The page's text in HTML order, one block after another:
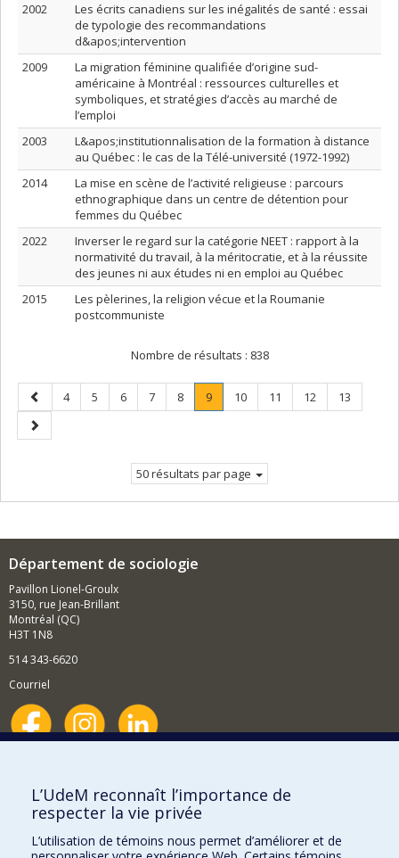
2002
Les écrits canadiens sur les inégalités de santé : essai
de typologie des recommandations
d&apos;intervention
2009
La migration féminine qualifiée d’origine sud-
américaine à Montréal : ressources culturelles et
symboliques, et stratégies d’accès au marché de
l’emploi
2003
L&apos;institutionnalisation de la formation à distance
au Québec : le cas de la Télé-université (1972-1992)
2014
La mise en scène de l’activité religieuse : parcours
ethnographique dans un centre de détention pour
femmes du Québec
2022
Inverser le regard sur la catégorie NEET : rapport à la
normativité du travail, à la méritocratie, et à la réussite
des jeunes ni aux études ni en emploi au Québec
2015
Les pèlerines, la religion vécue et la Roumanie
postcommuniste
Nombre de résultats : 838
Page
précédente
Page
4 Page
5 Page
6 Page
7 Page
8 Page
9.
Page
Page
10 Page
11 Page
12 Page
13
Page
suivante
50 résultats par page
Département de sociologie
Pavillon Lionel-Groulx
3150, rue Jean-Brillant
Montréal (QC)
H3T 1N8
514 343-6620
Courriel
Comment soutenir le Département?
BESOIN D'AIDE?
Plan du site
L’UdeM reconnaît l’importance de
respecter la vie privée
L’utilisation de témoins nous permet d’améliorer et de